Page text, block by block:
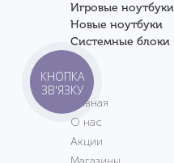
Игровые ноутбуки
Новые ноутбуки
Системные блоки
Мониторы
Планшеты
Серверы
Комплектующие
Аксессуары
Сервисный центр
Главная
О нас
Акции
КНОПКА
ЗВ'ЯЗКУ